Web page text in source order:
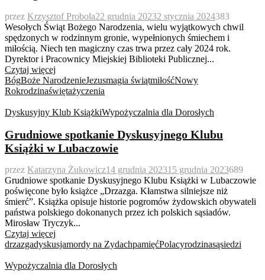
przez Krzysztof Probola22 grudnia 20232 stycznia 2024383
Wesołych Świąt Bożego Narodzenia, wielu wyjątkowych chwil
spędzonych w rodzinnym gronie, wypełnionych śmiechem i
miłością. Niech ten magiczny czas trwa przez cały 2024 rok.
Dyrektor i Pracownicy Miejskiej Biblioteki Publicznej...
Czytaj więcej
BógBoże NarodzenieJezusmagia świątmiłośćNowy
Rokrodzinaświętażyczenia
Dyskusyjny Klub KsiążkiWypożyczalnia dla Dorosłych
Grudniowe spotkanie Dyskusyjnego Klubu
Książki w Lubaczowie
przez Katarzyna Żukowicz14 grudnia 202315 grudnia 2023689
Grudniowe spotkanie Dyskusyjnego Klubu Książki w Lubaczowie
poświęcone było książce „Drzazga. Kłamstwa silniejsze niż
śmierć”. Książka opisuje historie pogromów żydowskich obywateli
państwa polskiego dokonanych przez ich polskich sąsiadów.
Mirosław Tryczyk...
Czytaj więcej
drzazgadyskusjamordy na ZydachpamięćPolacyrodzinasąsiedzi
Wypożyczalnia dla Dorosłych